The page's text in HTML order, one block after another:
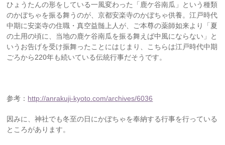
ひょうたんの形をしている一風変わった「鹿ケ谷南瓜」という種類
のかぼちゃを振る舞うのが、京都安楽寺のかぼちゃ供養。江戸時代
中期に安楽寺の住職・真空益髄上人が、ご本尊の薬師如来より「夏
の土用の頃に、当地の鹿ケ谷南瓜を振る舞えば中風にならない」と
いうお告げを受け振舞ったことにはじまり、こちらは江戸時代中期
ごろから220年も続いている伝統行事だそうです。
参考： http://anrakuji-kyoto.com/archives/6036
因みに、神社でも冬至の日にかぼちゃを奉納する行事を行っている
ところがあります。